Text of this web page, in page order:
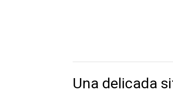
Una delicada